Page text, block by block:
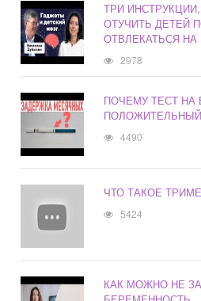
ТРИ
ОТУЧИТЬ ДЕТЕЙ
ОТВЛЕКАТЬСЯ
2978
ПОЧЕМУ ТЕСТ НА
4490
ЧТО ТАКОЕ
5424
КАК МОЖНО НЕ